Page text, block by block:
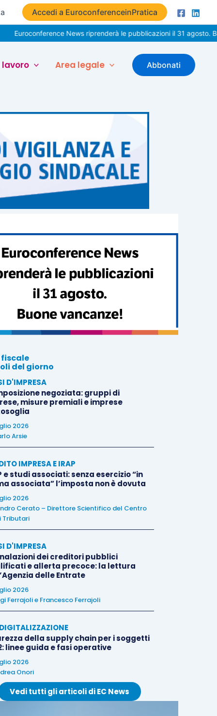
Accedi a EuroconferenceinPratica
News riprenderà le pubblicazioni il 31 agosto. Buone
lavoro Area legale Abbonati
del giorno
D'IMPRESA
negoziata: gruppi di
misure premiali e imprese
2026
Arsie
IMPRESA E IRAP
e studi associati: senza esercizio “in
associata” l’imposta non è dovuta
2026
Cerato – Direttore Scientifico del Centro
Tributari
D'IMPRESA
dei creditori pubblici
e allerta precoce: la lettura
delle Entrate
2026
Ferrajolie Francesco Ferrajoli
della supply chain per i soggetti
linee guida e fasi operative
2026
Onori
Vedi tutti gli articoli di EC News